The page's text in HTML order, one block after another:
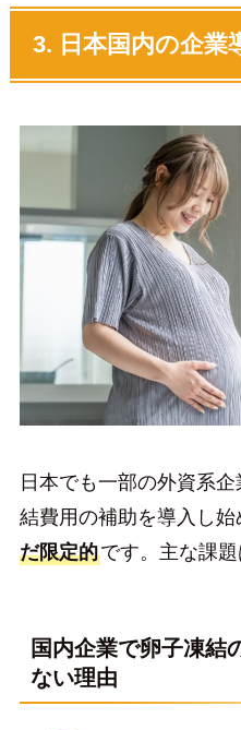
3. 日本国内の企業
日本でも一部の外資系
結費用の補助を導入し始
だ限定的です。主な課題
国内企業で卵子凍結
ない理由